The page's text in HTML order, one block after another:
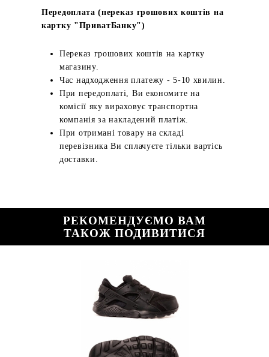
Передоплата (переказ грошових коштів на
картку "ПриватБанку")
Переказ грошових коштів на картку
магазину.
Час надходження платежу - 5-10 хвилин.
При передоплаті, Ви економите на
комісії яку вираховує транспортна
компанія за накладений платіж.
При отримані товару на складі
перевізника Ви сплачуєте тільки вартісь
доставки.
РЕКОМЕНДУЄМО ВАМ
ТАКОЖ ПОДИВИТИСЯ